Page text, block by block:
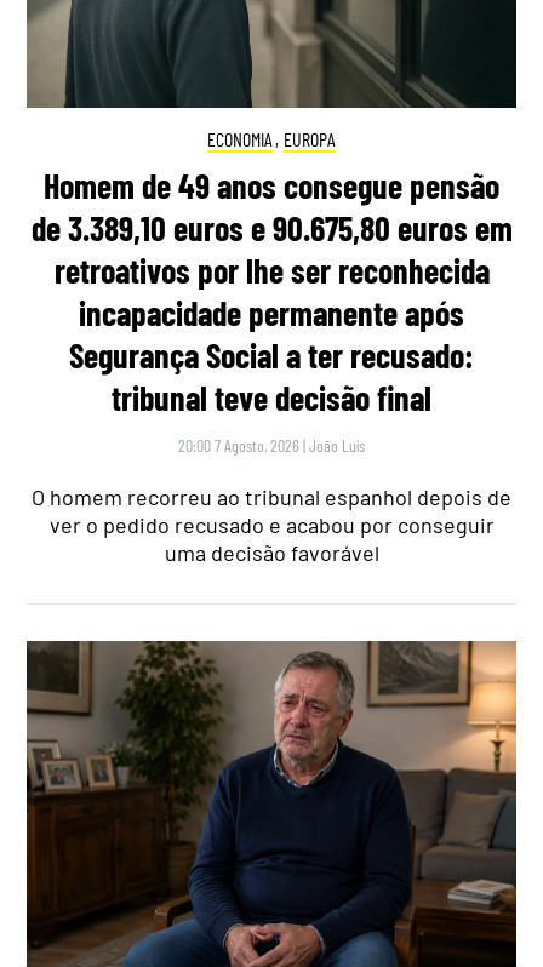
ECONOMIA , EUROPA
Homem de 49 anos consegue pensão
de 3.389,10 euros e 90.675,80 euros em
retroativos por lhe ser reconhecida
incapacidade permanente após
Segurança Social a ter recusado:
tribunal teve decisão final
20:00 7 Agosto, 2026 |João Luís
O homem recorreu ao tribunal espanhol depois de
ver o pedido recusado e acabou por conseguir
uma decisão favorável